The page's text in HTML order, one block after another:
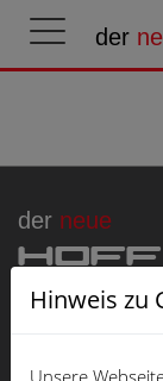
der
der neue
HOFF
Hinweis zu
Unsere